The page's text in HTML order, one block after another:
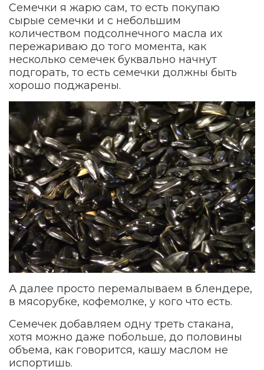
Семечки я жарю сам, то есть покупаю
сырые семечки и с небольшим
количеством подсолнечного масла их
пережариваю до того момента, как
несколько семечек буквально начнут
подгорать, то есть семечки должны быть
хорошо поджарены.
А далее просто перемалываем в блендере,
в мясорубке, кофемолке, у кого что есть.
Семечек добавляем одну треть стакана,
хотя можно даже побольше, до половины
объема, как говорится, кашу маслом не
испортишь.